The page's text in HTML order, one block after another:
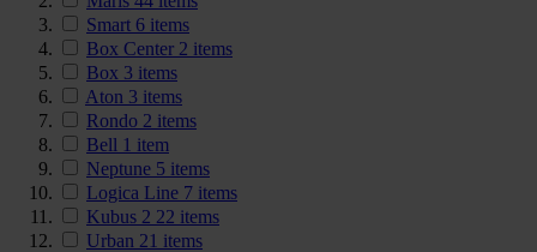
Smart 6 items
Box Center 2 items
Box 3 items
Aton 3 items
Rondo 2 items
Bell 1 item
Neptune 5 items
Logica Line 7 items
Kubus 2 22 items
Urban 21 items